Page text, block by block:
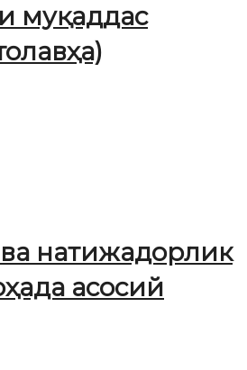
муқаддас
натижадорлик
асосий